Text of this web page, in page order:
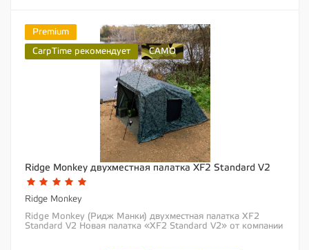
Premium
CarpTime рекомендует
CAMO
Ridge Monkey двухместная палатка XF2 Standard V2
Ridge Monkey
Ridge Monkey (Ридж Манки) двухместная палатка XF2
Standard V2 Новая палатка «XF2 Standard V2» от компании